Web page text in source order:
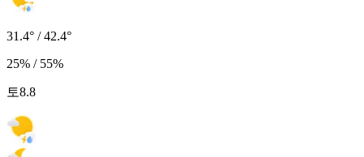
31.4° / 42.4°
25% / 55%
토8.8